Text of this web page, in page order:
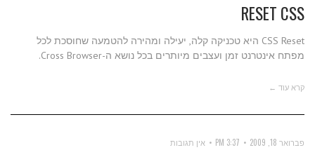
RESET CSS
CSS Reset היא טכניקה קלה, יעילה ומהירה להטמעה שחוסכת לכל
מפתח אינטרנט זמן ועצבים מיותרים בכל נושא ה-Cross Browser.
קרא עוד ←
פברואר 18, 2009 3:37 PM אין תגובות